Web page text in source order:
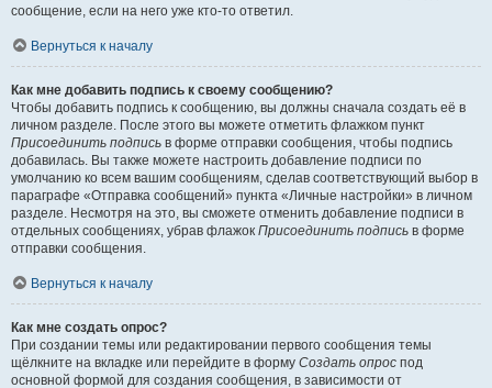
сообщение, если на него уже кто-то ответил.
Вернуться к началу
Как мне добавить подпись к своему сообщению?
Чтобы добавить подпись к сообщению, вы должны сначала создать её в
личном разделе. После этого вы можете отметить флажком пункт
Присоединить подпись в форме отправки сообщения, чтобы подпись
добавилась. Вы также можете настроить добавление подписи по
умолчанию ко всем вашим сообщениям, сделав соответствующий выбор в
параграфе «Отправка сообщений» пункта «Личные настройки» в личном
разделе. Несмотря на это, вы сможете отменить добавление подписи в
отдельных сообщениях, убрав флажок Присоединить подпись в форме
отправки сообщения.
Вернуться к началу
Как мне создать опрос?
При создании темы или редактировании первого сообщения темы
щёлкните на вкладке или перейдите в форму Создать опрос под
основной формой для создания сообщения, в зависимости от